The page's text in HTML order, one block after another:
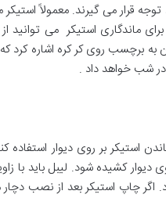
قرار می گیرند. معمولاً
ماندگاری استیکر می
به برچسب روی کر کره اشاره کرد
در شب خواهد داد .
بر روی دیوار استفاده
اگر چاپ استیکر بعد از نصب